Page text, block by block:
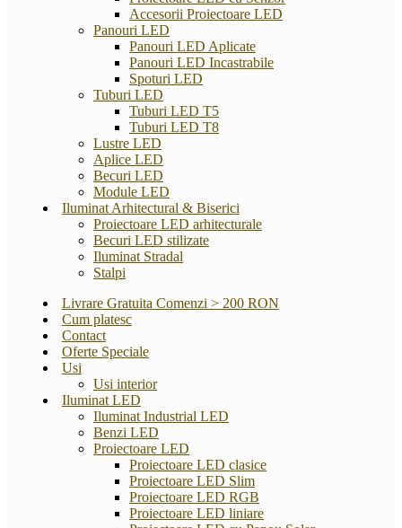
Accesorii Proiectoare LED
Panouri LED
Panouri LED Aplicate
Panouri LED Incastrabile
Spoturi LED
Tuburi LED
Tuburi LED T5
Tuburi LED T8
Lustre LED
Aplice LED
Becuri LED
Module LED
Iluminat Arhitectural & Biserici
Proiectoare LED arhitecturale
Becuri LED stilizate
Iluminat Stradal
Stalpi
Livrare Gratuita Comenzi > 200 RON
Cum platesc
Contact
Oferte Speciale
Usi
Usi interior
Iluminat LED
Iluminat Industrial LED
Benzi LED
Proiectoare LED
Proiectoare LED clasice
Proiectoare LED Slim
Proiectoare LED RGB
Proiectoare LED liniare